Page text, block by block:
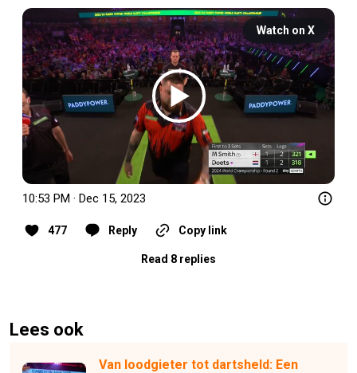
Watch on X
10:53 PM · Dec 15, 2023
477 Reply Copy link
Read 8 replies
Lees ook
Van loodgieter tot dartsheld: Een